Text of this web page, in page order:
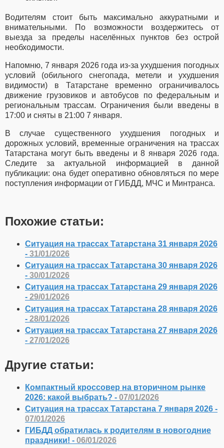
Водителям стоит быть максимально аккуратными и
внимательными. По возможности воздержитесь от
выезда за пределы населённых пунктов без острой
необходимости.
Напомню, 7 января 2026 года из-за ухудшения погодных
условий (обильного снегопада, метели и ухудшения
видимости) в Татарстане временно ограничивалось
движение грузовиков и автобусов по федеральным и
региональным трассам. Ограничения были введены в
17:00 и сняты в 21:00 7 января.
В случае существенного ухудшения погодных и
дорожных условий, временные ограничения на трассах
Татарстана могут быть введены и 8 января 2026 года.
Следите за актуальной информацией в данной
публикации: она будет оперативно обновляться по мере
поступления информации от ГИБДД, МЧС и Минтранса.
Похожие статьи:
Ситуация на трассах Татарстана 31 января 2026
- 31/01/2026
Ситуация на трассах Татарстана 30 января 2026
- 30/01/2026
Ситуация на трассах Татарстана 29 января 2026
- 29/01/2026
Ситуация на трассах Татарстана 28 января 2026
- 28/01/2026
Ситуация на трассах Татарстана 27 января 2026
- 27/01/2026
Другие статьи:
Компактный кроссовер на вторичном рынке
2026: какой выбрать? - 07/01/2026
Ситуация на трассах Татарстана 7 января 2026 -
07/01/2026
ГИБДД обратилась к родителям в новогодние
праздники! - 06/01/2026